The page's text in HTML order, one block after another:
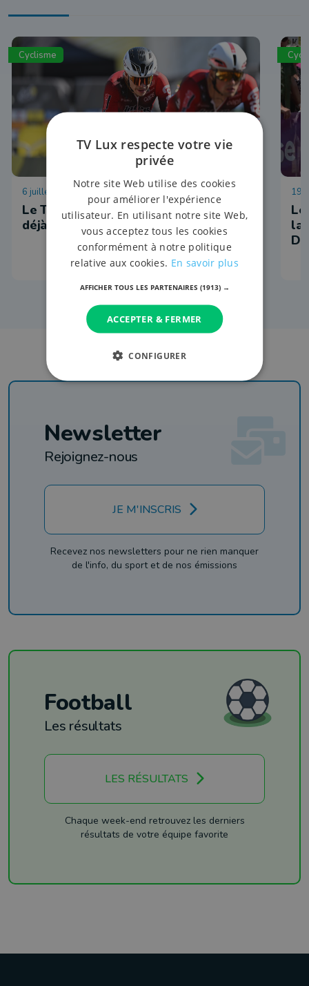
Cyclisme
6 juillet 2026 à 19:01
Le Tour de France d'Arnaud de Lie
déjà terminé
19
la
Newsletter
Rejoignez-nous
JE M'INSCRIS
Recevez nos newsletters pour ne rien manquer
de l'info, du sport et de nos émissions
Football
Les résultats
LES RÉSULTATS
Chaque week-end retrouvez les derniers
résultats de votre équipe favorite
TV Lux respecte votre vie
privée
Notre site Web utilise des cookies
pour améliorer l'expérience
utilisateur. En utilisant notre site Web,
vous acceptez tous les cookies
conformément à notre politique
relative aux cookies. En savoir plus
AFFICHER TOUS LES PARTENAIRES (1913) →
ACCEPTER & FERMER
CONFIGURER